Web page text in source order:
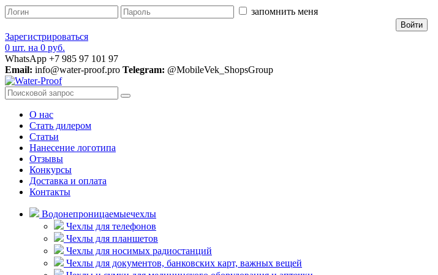
запомнить меня
Зарегистрироваться
0 шт. на 0 руб.
WhatsApp +7 985 97 101 97
Email: info@water-proof.pro Telegram: @MobileVek_ShopsGroup
О нас
Стать дилером
Статьи
Нанесение логотипа
Отзывы
Конкурсы
Доставка и оплата
Контакты
Водонепроницаемыечехлы
Чехлы для телефонов
Чехлы для планшетов
Чехлы для носимых радиостанций
Чехлы для документов, банковских карт, важных вещей